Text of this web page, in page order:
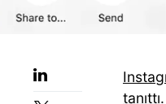
tanıttı